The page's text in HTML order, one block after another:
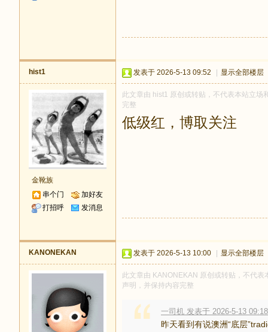
hist1
金靴族
串个门
加好友
打招呼
发消息
发表于 2026-5-13 09:52 显示全部楼层
此文章由 hist1 原创或转贴，不代表本站立
完整
低级红，博取关注
KANONEKAN 发表于 2026-5-13 10:00 显示全部楼层
此文章由 KANONEKAN 原创或转贴，不代
声明，并保持内容完整
一司机 发表于 2026-5-13 09:18
昨天看到有说澳洲“底层